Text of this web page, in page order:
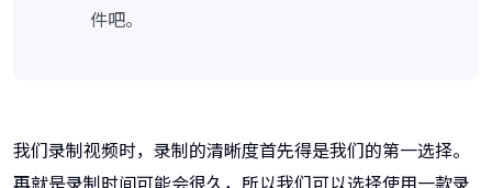
件吧。
我们录制视频时，录制的清晰度首先得是我们的第一选择。
再就是录制时间可能会很久，所以我们可以选择使用一款录